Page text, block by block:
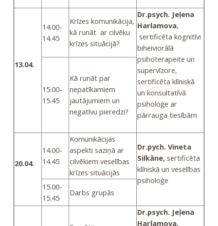
13.04.
14.00-
14.45
Krīzes komunikācija,
kā runāt ar cilvēku
krīzes situācijā?
Dr.psych. Jeļena
Harlamova,
sertificēta kognitīvi
biheiviorālā
psihoterapeite un
supervīzore,
sertificēta klīniskā
un konsultatīvā
psiholoģe ar
pārrauga tiesībām
15.00-
15.45
Kā runāt par
nepatīkamiem
jautājumiem un
negatīvu pieredzi?
20.04.
14.00-
14.45
Komunikācijas
aspekti saziņā ar
cilvēkiem veselības
krīzes situācijās
Dr.pych. Vineta
Silkāne, sertificēta
klīniskā un veselības
psiholoģe
15.00-
15.45
Darbs grupās
Dr.psych. Jeļena
Harlamova,